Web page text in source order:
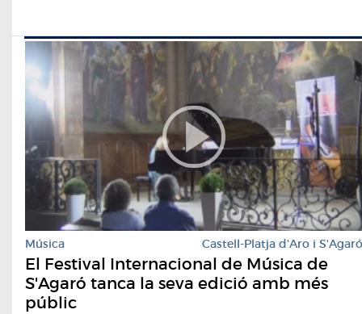
Música Castell-Platja d'Aro i S'Agaró
El Festival Internacional de Música de
S'Agaró tanca la seva edició amb més
públic